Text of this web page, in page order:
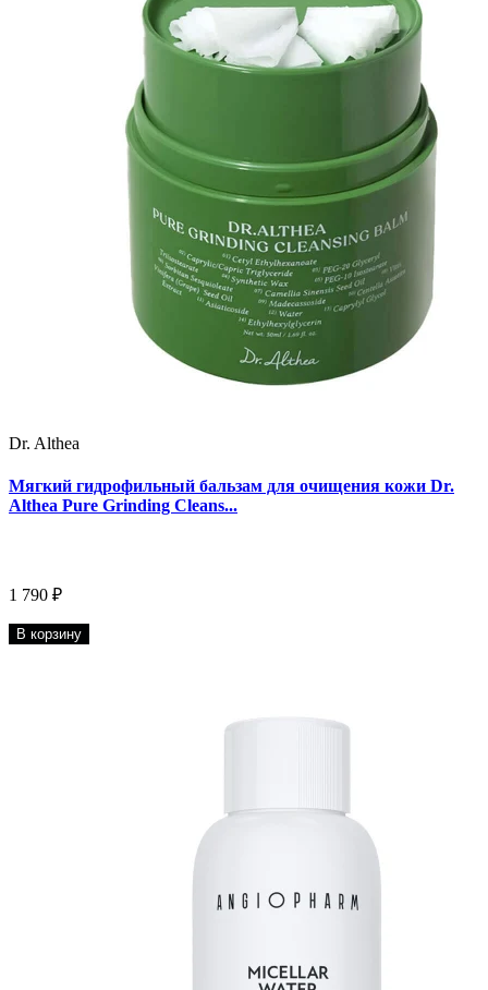
Dr. Althea
Мягкий гидрофильный бальзам для очищения кожи Dr.
Althea Pure Grinding Cleans...
1 790 ₽
В корзину